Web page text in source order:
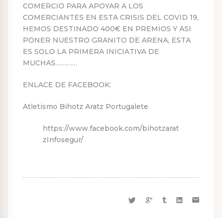
COMERCIO PARA APOYAR A LOS
COMERCIANTES EN ESTA CRISIS DEL COVID 19,
HEMOS DESTINADO 400€ EN PREMIOS Y ASI
PONER NUESTRO GRANITO DE ARENA, ESTA
ES SOLO LA PRIMERA INICIATIVA DE
MUCHAS…………
ENLACE DE FACEBOOK:
Atletismo Bihotz Aratz Portugalete
https://www.facebook.com/bihotzarat
zInfosegur/